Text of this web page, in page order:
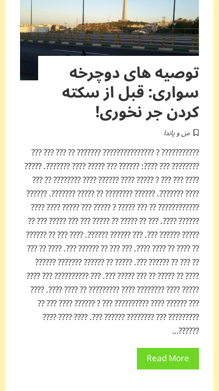
توصیه های دوچرخه
سواری: قبل از سکته
کردن جر نخوری!
من و پاندا
??????????? ? ??????????????? ??????? ?? ??? ??? ???
???????? ??? ????: ?????? ??? ????? ???? ???????. ?????
???? ??? ??? ? ????? ???? ?????? ???? ???????? ?? ???
???? ???????. ?????? ???????? ?? ????? ???????. ??????
???????????? ?? ??? ????? ? ????? ??? ????? ???? ????
?????? ????. ??? ?? ????? ?? ????? ??? ??? ????? ??? ??
????? ?????? ???. ??? ?????? ??????. ???? ??? ?? ??????
?? ???? ?? ???? ????. ??? ??? ?? ?????? ???. ???? ?? ???
?? ??? ?? ?????? ???. ????? ?? ?????? ??????? ??????
???? ?? ????? ?? ??? ????? ???. ??? ?????????? ??? ????
????? ???? ???????? ???? ????????? ?? ???? ????. ????
??? ?????? ???? ?????????? ??? ? ?????? ???? ??? ??
????????? ??? ???????? ?????? ???. ???? ???? ????
??????…
Read More